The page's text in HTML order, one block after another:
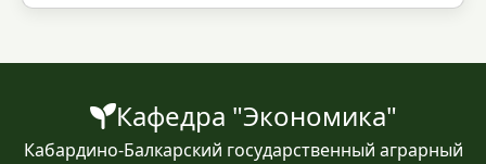
Кафедра "Экономика"
Кабардино-Балкарский государственный аграрный